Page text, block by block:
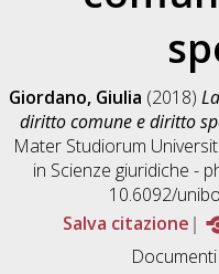
Giordano, Giulia (2018)
diritto comune e diritto
Mater Studiorum
in Scienze giuridiche -
10.6092/
Salva citazione